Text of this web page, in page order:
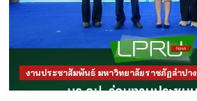
งานประชาสัมพันธ์ มหาวิทยาลัยราชภัฏลำปาง